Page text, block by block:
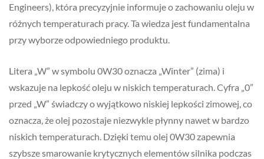
Engineers), która precyzyjnie informuje o zachowaniu oleju w
różnych temperaturach pracy. Ta wiedza jest fundamentalna
przy wyborze odpowiedniego produktu.
Litera „W” w symbolu 0W30 oznacza „Winter” (zima) i
wskazuje na lepkość oleju w niskich temperaturach. Cyfra „0”
przed „W” świadczy o wyjątkowo niskiej lepkości zimowej, co
oznacza, że olej pozostaje niezwykle płynny nawet w bardzo
niskich temperaturach. Dzięki temu olej 0W30 zapewnia
szybsze smarowanie krytycznych elementów silnika podczas